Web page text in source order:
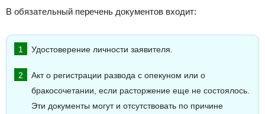
В обязательный перечень документов входит:
Удостоверение личности заявителя.
Акт о регистрации развода с опекуном или о
бракосочетании, если расторжение еще не состоялось.
Эти документы могут и отсутствовать по причине